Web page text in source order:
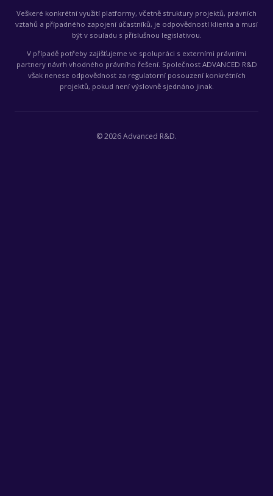
Veškeré konkrétní využití platformy, včetně struktury projektů, právních
vztahů a případného zapojení účastníků, je odpovědností klienta a musí
být v souladu s příslušnou legislativou.
V případě potřeby zajišťujeme ve spolupráci s externími právními
partnery návrh vhodného právního řešení. Společnost ADVANCED R&D
však nenese odpovědnost za regulatorní posouzení konkrétních
projektů, pokud není výslovně sjednáno jinak.
©2026Advanced R&D.